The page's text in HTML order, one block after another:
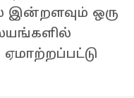
ஒரு